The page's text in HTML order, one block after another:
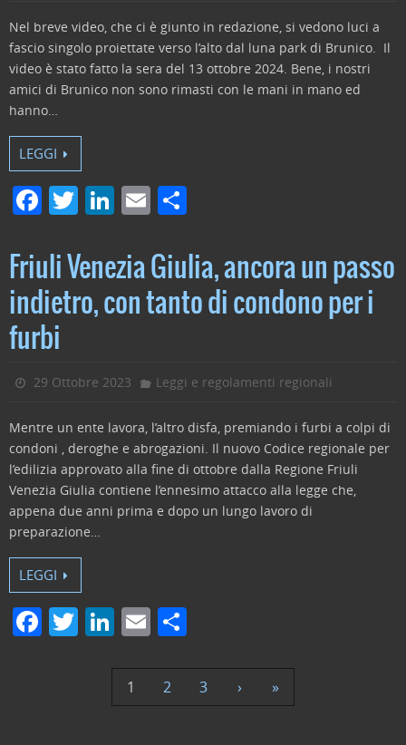
k
Nel breve video, che ci è giunto in redazione, si vedono luci a
fascio singolo proiettate verso l’alto dal luna park di Brunico. Il
video è stato fatto la sera del 13 ottobre 2024. Bene, i nostri
amici di Brunico non sono rimasti con le mani in mano ed
hanno…
LEGGI
F
c
e
b
o
o
T
itt
er
Li
k
e
dI
E
ai
l
n
di
vi
Friuli Venezia Giulia, ancora un passo
indietro, con tanto di condono per i
furbi
29 Ottobre 2023 Leggi e regolamenti regionali
Mentre un ente lavora, l’altro disfa, premiando i furbi a colpi di
condoni , deroghe e abrogazioni. Il nuovo Codice regionale per
l’edilizia approvato alla fine di ottobre dalla Regione Friuli
Venezia Giulia contiene l’ennesimo attacco alla legge che,
appena due anni prima e dopo un lungo lavoro di
preparazione…
LEGGI
F T Li
k
e
E
ai
l
n
di
1 2 3 › »